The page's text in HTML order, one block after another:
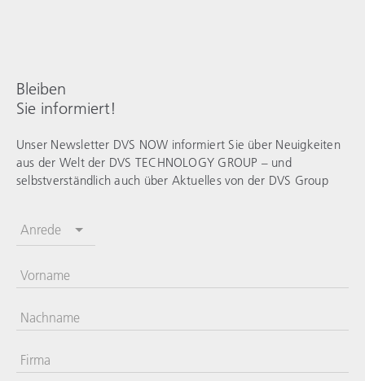
Bleiben
Sie informiert!
Unser Newsletter DVS NOW informiert Sie über Neuigkeiten
aus der Welt der DVS TECHNOLOGY GROUP – und
selbstverständlich auch über Aktuelles von der DVS Group
Anrede
Vorname
Nachname
Firma